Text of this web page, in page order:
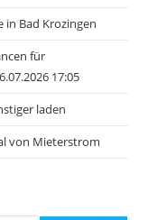
in Bad Krozingen
für
17:05
laden
von Mieterstrom